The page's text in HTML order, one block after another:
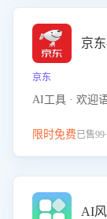
京东
AI工具 · 欢迎
限时免费已售
AI